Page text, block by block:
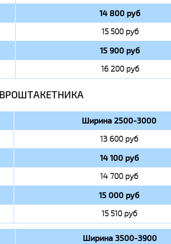
14 800 руб
15 500 руб
15 900 руб
16 200 руб
Ширина 2500-3000
13 600 руб
14 100 руб
14 700 руб
15 000 руб
15 510 руб
Ширина 3500-3900